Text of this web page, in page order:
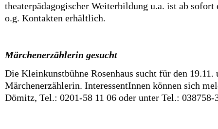
theaterpädagogischer Weiterbildung u.a. ist ab sofort
o.g. Kontakten erhältlich.
Märchenerzählerin gesucht
Die Kleinkunstbühne Rosenhaus sucht für den 19.11.
Märchenerzählerin. InteressentInnen können sich
Dömitz, Tel.: 0201-58 11 06 oder unter Tel.: 038758-